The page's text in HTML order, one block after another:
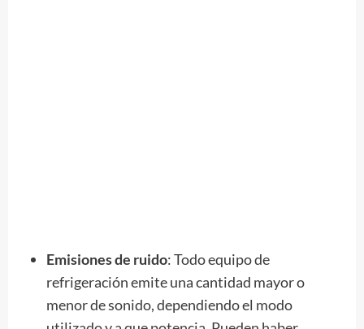
Emisiones de ruido: Todo equipo de
refrigeración emite una cantidad mayor o
menor de sonido, dependiendo el modo